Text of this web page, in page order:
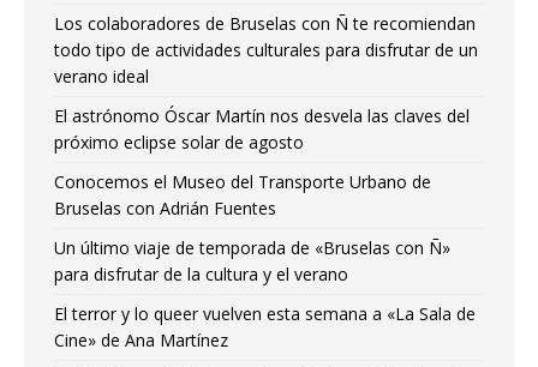
Los colaboradores de Bruselas con Ñ te recomiendan
todo tipo de actividades culturales para disfrutar de un
verano ideal
El astrónomo Óscar Martín nos desvela las claves del
próximo eclipse solar de agosto
Conocemos el Museo del Transporte Urbano de
Bruselas con Adrián Fuentes
Un último viaje de temporada de «Bruselas con Ñ»
para disfrutar de la cultura y el verano
El terror y lo queer vuelven esta semana a «La Sala de
Cine» de Ana Martínez